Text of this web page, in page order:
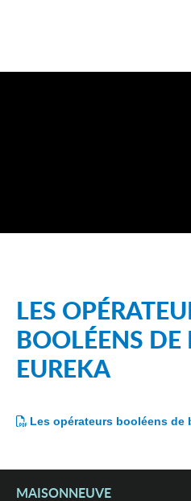
LES
BOOLÉENS DE
EUREKA
Les opérateurs booléens de
MAISONNEUVE